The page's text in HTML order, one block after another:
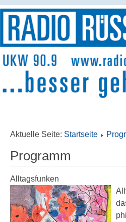
Aktuelle Seite: Startseite
Programm
Alltagsfunken